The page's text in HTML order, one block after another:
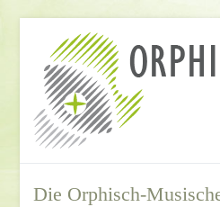
Inhalt
Die Orphisch-